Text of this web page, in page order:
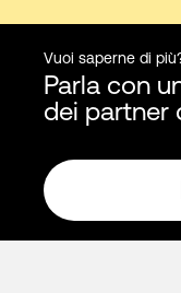
Vuoi saperne di
Parla con
dei partner